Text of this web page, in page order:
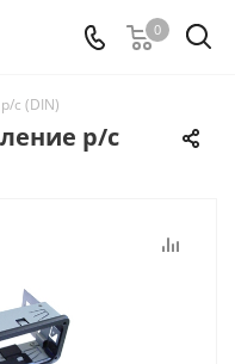
0
с (DIN)
р/с